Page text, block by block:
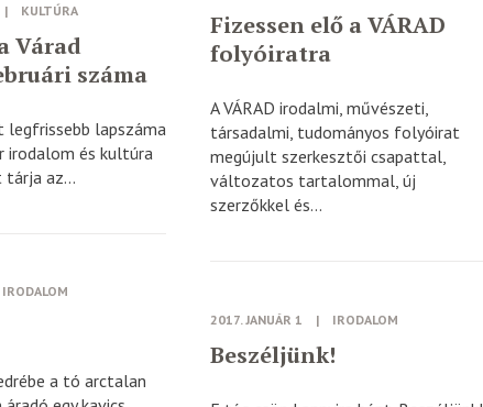
| KULTÚRA
Várad
száma
legfrissebb lapszáma
irodalom és kultúra
tárja az...
Fizessen elő a VÁRAD
folyóiratra
A VÁRAD irodalmi, művészeti,
társadalmi, tudományos folyóirat
megújult szerkesztői csapattal,
változatos tartalommal, új
szerzőkkel és...
IRODALOM
a tó arctalan
2017. JANUÁR 1 | IRODALOM
Beszéljünk!